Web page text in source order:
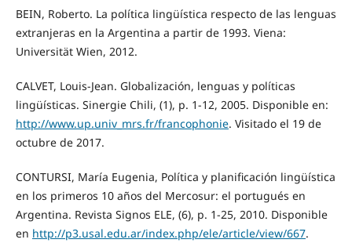
BEIN, Roberto. La política lingüística respecto de las lenguas
extranjeras en la Argentina a partir de 1993. Viena:
Universität Wien, 2012.
CALVET, Louis-Jean. Globalización, lenguas y políticas
lingüísticas. Sinergie Chili, (1), p. 1-12, 2005. Disponible en:
http://www.up.univ_mrs.fr/francophonie. Visitado el 19 de
octubre de 2017.
CONTURSI, María Eugenia, Política y planificación lingüística
en los primeros 10 años del Mercosur: el portugués en
Argentina. Revista Signos ELE, (6), p. 1-25, 2010. Disponible
en http://p3.usal.edu.ar/index.php/ele/article/view/667.